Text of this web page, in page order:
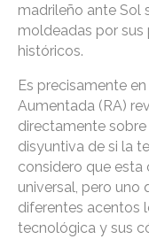
madrileño ante Sol
moldeadas por
históricos.
Es precisamente
Aumentada (RA)
directamente
disyuntiva de si la
considero que esta
universal, pero uno
diferentes acentos
tecnológica y sus